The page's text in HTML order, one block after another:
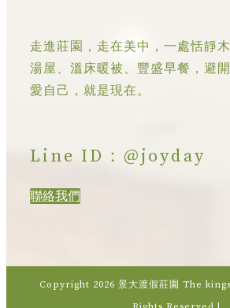
走進莊園，走在美中，一處恬靜
湯屋、溫床暖被、豐盛早餐，避
愛自己，就是現在。
Line ID：@joyday
聯絡我們
Copyright 2026 景大渡假莊園 The